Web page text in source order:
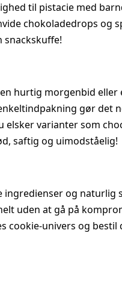
til pistacie med
chokoladedrops og
snackskuffe!
hurtig morgenbid eller
gør det
varianter som
saftig og uimodståelig!
og naturlig
uden at gå på
cookie-univers og